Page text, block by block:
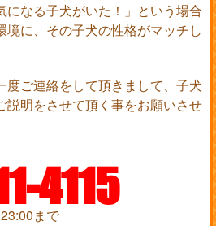
になる子犬がいた！」という場合
境に、その子犬の性格がマッチし
度ご連絡をして頂きまして、子犬
説明をさせて頂く事をお願いさせ
4115
まで